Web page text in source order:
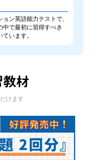
ン英語能力テストで、
で最初に習得すべき
います。
けます